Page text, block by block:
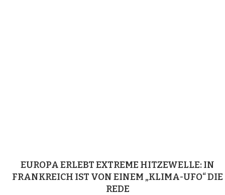
EUROPA ERLEBT EXTREME HITZEWELLE: IN
FRANKREICH IST VON EINEM „KLIMA-UFO“ DIE
REDE